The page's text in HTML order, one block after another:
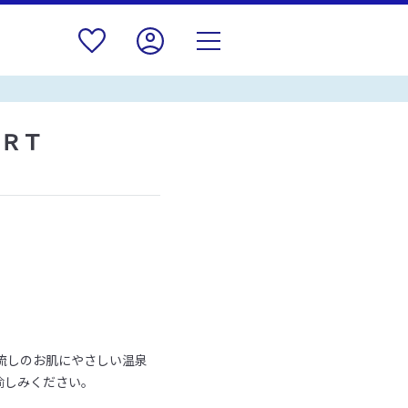
Ｔ
しのお肌にやさしい温泉
みください。